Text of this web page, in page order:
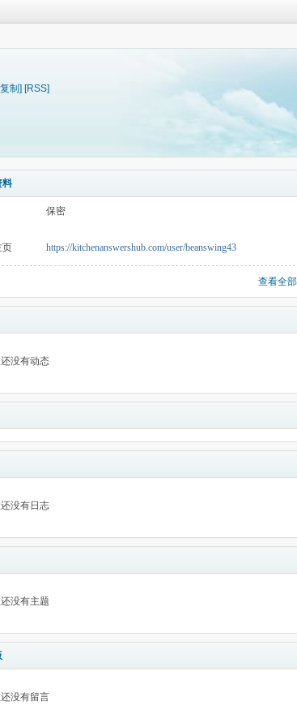
制] [RSS]
料
保密
页
https://kitchenanswershub.com/user/beanswing43
查看全
没有动态
没有日志
没有主题
没有留言